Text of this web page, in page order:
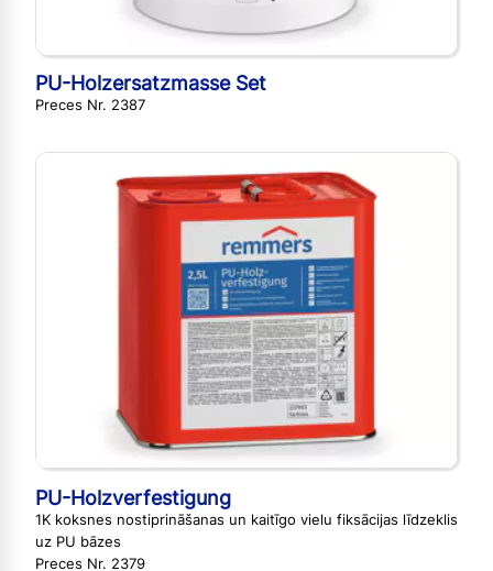
PU-Holzersatzmasse Set
Preces Nr. 2387
PU-Holzverfestigung
1K koksnes nostiprināšanas un kaitīgo vielu fiksācijas līdzeklis
uz PU bāzes
Preces Nr. 2379